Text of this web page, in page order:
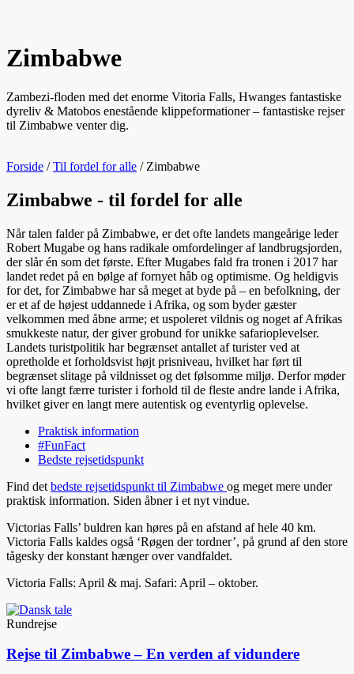
Zimbabwe
Zambezi-floden med det enorme Vitoria Falls, Hwanges fantastiske
dyreliv & Matobos enestående klippeformationer – fantastiske rejser
til Zimbabwe venter dig.
Forside /Til fordel for alle / Zimbabwe
Zimbabwe - til fordel for alle
Når talen falder på Zimbabwe, er det ofte landets mangeårige leder
Robert Mugabe og hans radikale omfordelinger af landbrugsjorden,
der slår én som det første. Efter Mugabes fald fra tronen i 2017 har
landet redet på en bølge af fornyet håb og optimisme. Og heldigvis
for det, for Zimbabwe har så meget at byde på – en befolkning, der
er et af de højest uddannede i Afrika, og som byder gæster
velkommen med åbne arme; et uspoleret vildnis og noget af Afrikas
smukkeste natur, der giver grobund for unikke safarioplevelser.
Landets turistpolitik har begrænset antallet af turister ved at
opretholde et forholdsvist højt prisniveau, hvilket har ført til
begrænset slitage på vildnisset og det følsomme miljø. Derfor møder
vi ofte langt færre turister i forhold til de fleste andre lande i Afrika,
hvilket giver en langt mere autentisk og eventyrlig oplevelse.
Praktisk information
#FunFact
Bedste rejsetidspunkt
Find det bedste rejsetidspunkt til Zimbabwe og meget mere under
praktisk information. Siden åbner i et nyt vindue.
Victorias Falls’ buldren kan høres på en afstand af hele 40 km.
Victoria Falls kaldes også ‘Røgen der tordner’, på grund af den store
tågesky der konstant hænger over vandfaldet.
Victoria Falls: April & maj. Safari: April – oktober.
Rundrejse
Rejse til Zimbabwe – En verden af vidundere